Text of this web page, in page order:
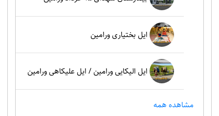
ایل بختیاری ورامین
ایل الیکایی ورامین / ایل علیکاهی ورامین
مشاهده همه